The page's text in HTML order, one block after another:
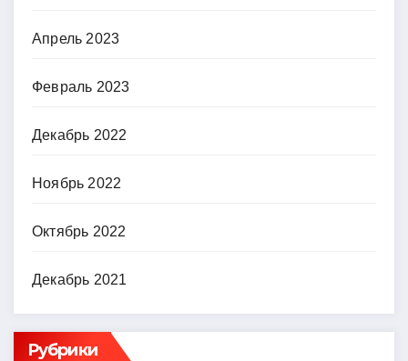
Апрель 2023
Февраль 2023
Декабрь 2022
Ноябрь 2022
Октябрь 2022
Декабрь 2021
Рубрики